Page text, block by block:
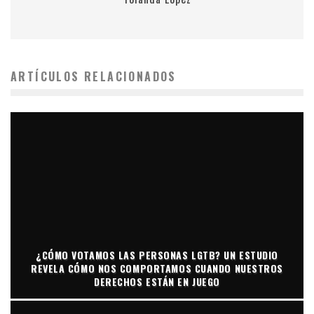
ARTÍCULOS RELACIONADOS
¿CÓMO VOTAMOS LAS PERSONAS LGTB? UN ESTUDIO
REVELA CÓMO NOS COMPORTAMOS CUANDO NUESTROS
DERECHOS ESTÁN EN JUEGO